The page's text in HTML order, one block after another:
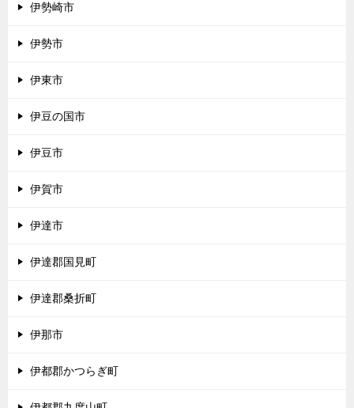
伊勢崎市
伊勢市
伊東市
伊豆の国市
伊豆市
伊賀市
伊達市
伊達郡国見町
伊達郡桑折町
伊那市
伊都郡かつらぎ町